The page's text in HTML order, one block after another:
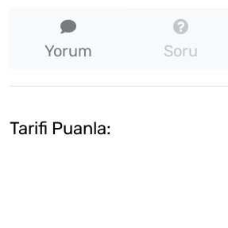
Yorum Soru
Tarifi Puanla: